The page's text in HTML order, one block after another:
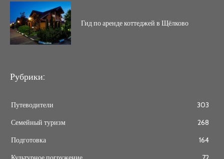
Гид по аренде коттеджей в Щёлково
Рубрики:
Путеводители
303
Семейный туризм
268
Подготовка
164